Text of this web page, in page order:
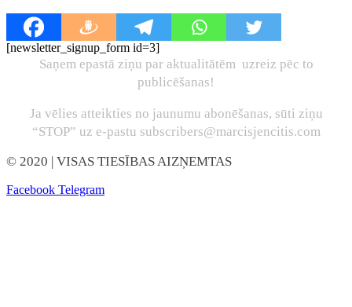
[newsletter_signup_form id=3]
Saņem epastā ziņu par aktualitātēm uzreiz pēc to
publicēšanas!
Ja vēlies atteikties no jaunumu abonēšanas, sūti ziņu
“STOP” uz e-pastu subscribers@marcisjencitis.com
© 2020 | VISAS TIESĪBAS AIZŅEMTAS
Facebook Telegram